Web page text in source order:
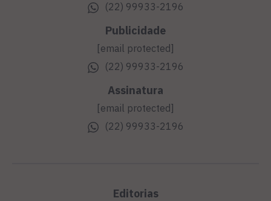
(22) 99933-2196
Publicidade
[email protected]
(22) 99933-2196
Assinatura
[email protected]
(22) 99933-2196
Editorias